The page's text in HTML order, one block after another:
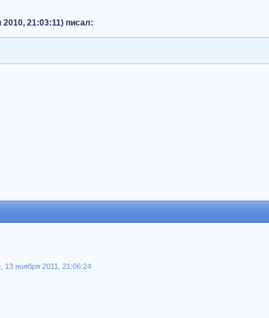
21:03:11) писал:
13 ноября 2011, 21:06:24